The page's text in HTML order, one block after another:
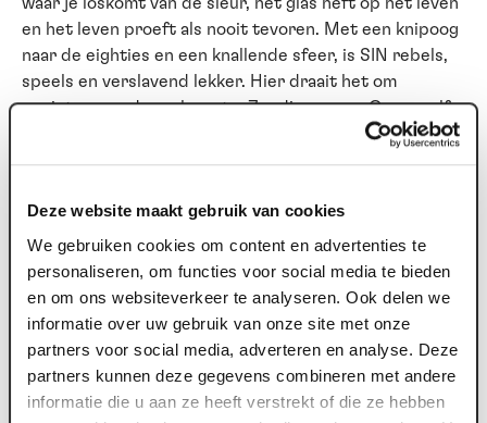
Deze website maakt gebruik van cookies
We gebruiken cookies om content en advertenties te
personaliseren, om functies voor social media te bieden
en om ons websiteverkeer te analyseren. Ook delen we
informatie over uw gebruik van onze site met onze
partners voor social media, adverteren en analyse. Deze
partners kunnen deze gegevens combineren met andere
informatie die u aan ze heeft verstrekt of die ze hebben
en het leven proeft als nooit tevoren. Met een knipoog
naar de eighties en een knallende sfeer, is SIN rebels,
speels en verslavend lekker. Hier draait het om
genieten, zonder schaamte. Zondigen mag. Graag zelfs.
Begin bij SIN
show (of juist erna) schuif je bij SIN aan voor een tafel
vol gerechten om te delen. Een diner zonder
keuzestress dus. Spannend, verrassend en vooral veel
te lekker om voor jezelf te houden.
Geen brave driegangen, maar een parade van smaken
waar je samen doorheen mag zondigen. Begin bij SIN is
een mix van koude en warme gerechten om te delen.